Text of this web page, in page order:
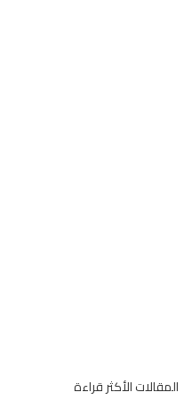
الأكثر قراءة